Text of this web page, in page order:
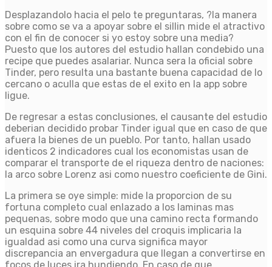
Desplazandolo hacia el pelo te preguntaras, ?la manera
sobre como se va a apoyar sobre el silli­n mide el atractivo
con el fin de conocer si yo estoy sobre una media?
Puesto que los autores del estudio hallan condebido una
recipe que puedes asalariar. Nunca sera la oficial sobre
Tinder, pero resulta una bastante buena capacidad de lo
cercano o aculla que estas de el exito en la app sobre
ligue.
De regresar a estas conclusiones, el causante del estudio
deberian decidido probar Tinder igual que en caso de que
afuera la bienes de un pueblo. Por tanto, hallan usado
identicos 2 indicadores cual los economistas usan de
comparar el transporte de el riqueza dentro de naciones:
la arco sobre Lorenz asi­ como nuestro coeficiente de Gini.
La primera se oye simple: mide la proporcion de su
fortuna completo cual enlazado a los laminas mas
pequenas, sobre modo que una camino recta formando
un esquina sobre 44 niveles del croquis implicaria la
igualdad asi­ como una curva significa mayor
discrepancia an envergadura que llegan a convertirse en
focos de luces ira hundiendo. En caso de que